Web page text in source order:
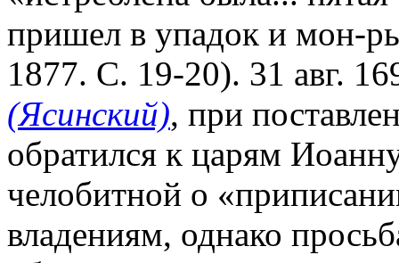
пришел в упадок и мон-
1877. С. 19-20). 31 авг.
(Ясинский), при
обратился к царям
челобитной о
владениям, однако